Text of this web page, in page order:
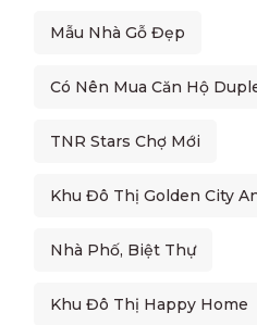
Mẫu Nhà Gỗ Đẹp
Có Nên Mua Căn Hộ
TNR Stars Chợ Mới
Khu Đô Thị Golden City
Nhà Phố, Biệt Thự
Khu Đô Thị Happy Home